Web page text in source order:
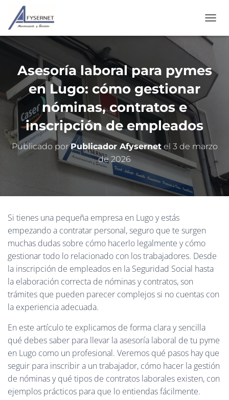
A
M
A
R
E
N
V
E
G
Asesoría laboral para pymes
en Lugo: cómo gestionar
nóminas, contratos e
inscripción de empleados
Publicado porPublicador Afysernetel3 de marzo
de 2026
Si tienes una pequeña empresa en Lugo y estás
empezando a contratar personal, seguro que te surgen
muchas dudas sobre cómo hacerlo legalmente y cómo
gestionar todo lo relacionado con los trabajadores. Desde
la inscripción de empleados en la Seguridad Social hasta
la elaboración correcta de nóminas y contratos, son
trámites que pueden parecer complejos si no cuentas con
la experiencia adecuada.
En este artículo te explicamos de forma clara y sencilla
qué debes saber para llevar la asesoría laboral de tu pyme
en Lugo como un profesional. Veremos qué pasos hay que
seguir para inscribir a un trabajador, cómo hacer la gestión
de nóminas y qué tipos de contratos laborales existen, con
ejemplos prácticos para que lo entiendas fácilmente.